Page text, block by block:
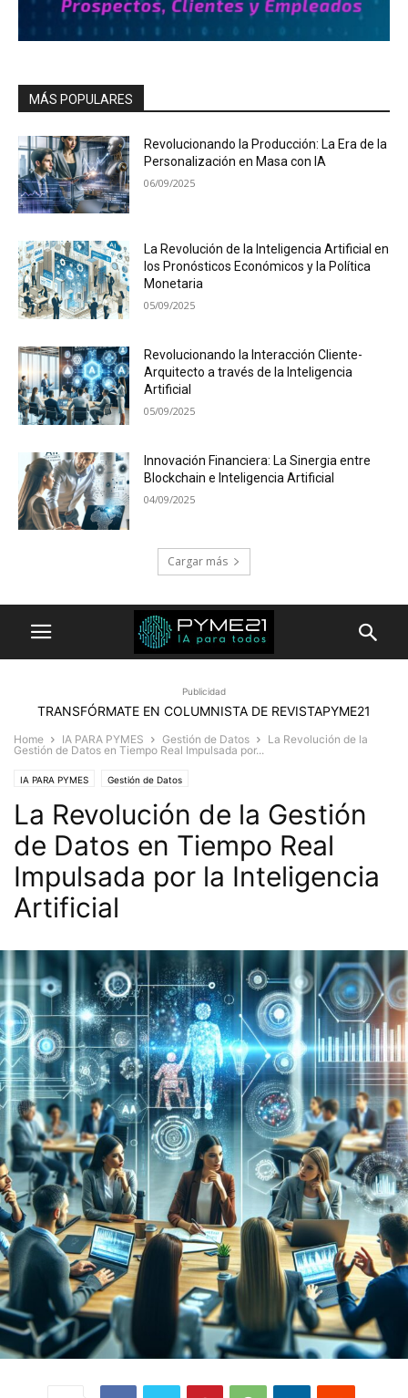
MÁS POPULARES
Revolucionando la Producción: La Era de la
Personalización en Masa con IA
06/09/2025
La Revolución de la Inteligencia Artificial en
los Pronósticos Económicos y la Política
Monetaria
05/09/2025
Revolucionando la Interacción Cliente-
Arquitecto a través de la Inteligencia
Artificial
05/09/2025
Innovación Financiera: La Sinergia entre
Blockchain e Inteligencia Artificial
04/09/2025
Cargar más